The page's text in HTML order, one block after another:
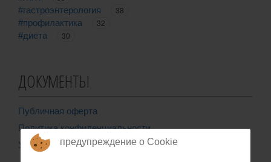
#гастроэнтерология
38
#профилактика
32
#диета
30
ДОКУМЕНТЫ
Публичная оферта
Политика конфиденциальности
Уведомление о файлах coockie
предупреждение о Cookie